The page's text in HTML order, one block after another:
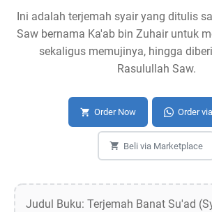
Ini adalah terjemah syair yang ditulis
Saw bernama Ka'ab bin Zuhair untuk
sekaligus memujinya, hingga
Rasulullah Saw.
Order Now Order
Beli via Marketplace
Judul Buku: Terjemah Banat Su'ad